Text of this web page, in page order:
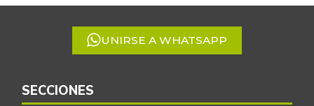
5
UNIRSE A WHATSAPP
SECCIONES